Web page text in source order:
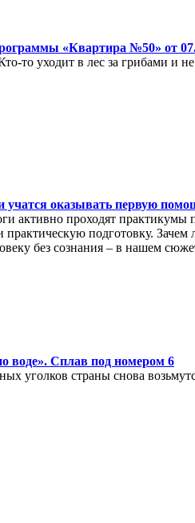
«Квартира №50» от
то уходит в лес за грибами и
учатся оказывать первую
активно проходят
практическую подготовку.
без сознания – в нашем
воде». Сплав под номером 6
уголков страны снова